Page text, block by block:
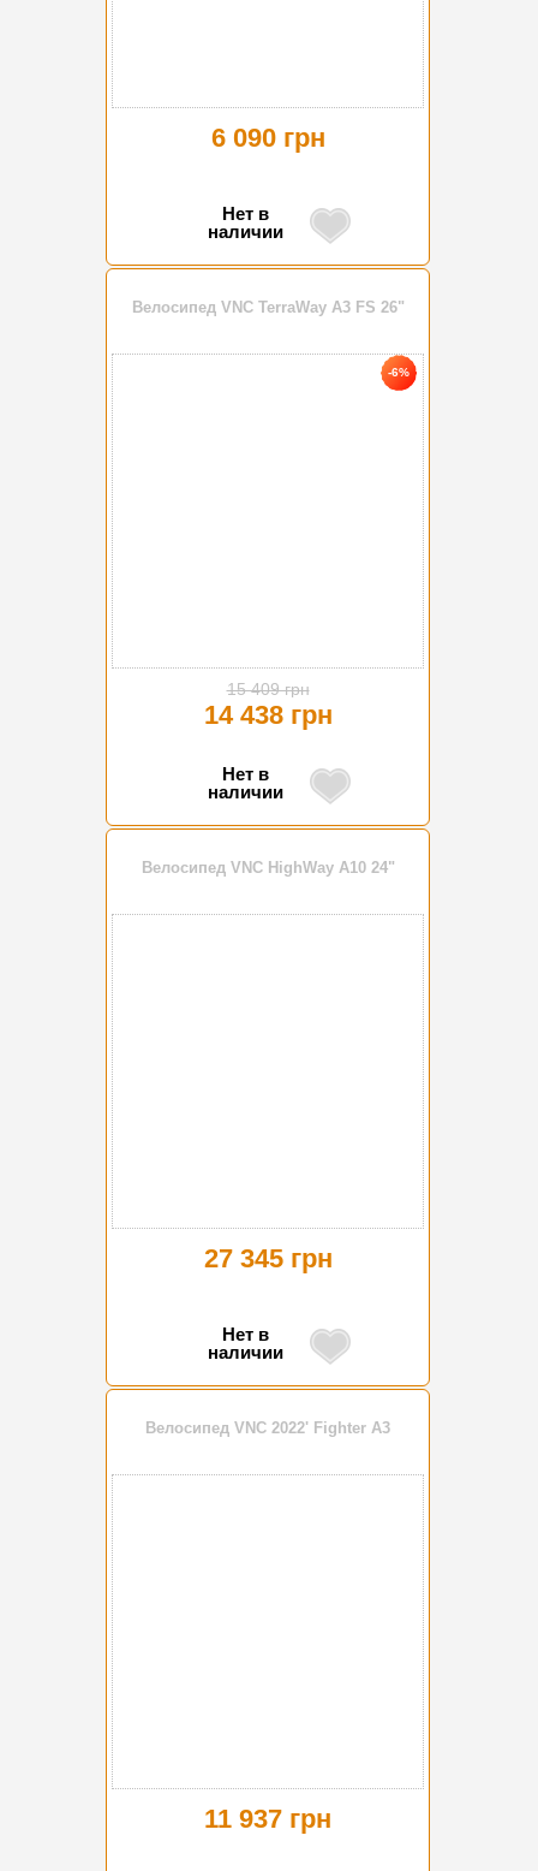
6 090 грн
Нет в
наличии
Велосипед VNC TerraWay A3 FS 26"
-6%
15 409 грн
14 438 грн
Нет в
наличии
Велосипед VNC HighWay A10 24"
27 345 грн
Нет в
наличии
Велосипед VNC 2022' Fighter A3
11 937 грн